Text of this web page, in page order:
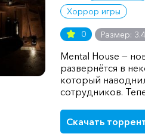
Хоррор игры
0 Размер:
Mental House —
развернётся в
который
сотрудников.
Скачать